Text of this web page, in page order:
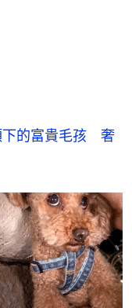
的富貴毛孩　奢